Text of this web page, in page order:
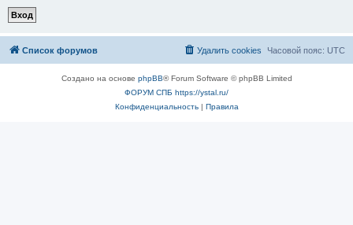
Список форумов Часовой пояс: UTC
Удалить cookies
Создано на основе phpBB® Forum Software © phpBB Limited
ФОРУМ СПБ https://ystal.ru/
Конфиденциальность| Правила